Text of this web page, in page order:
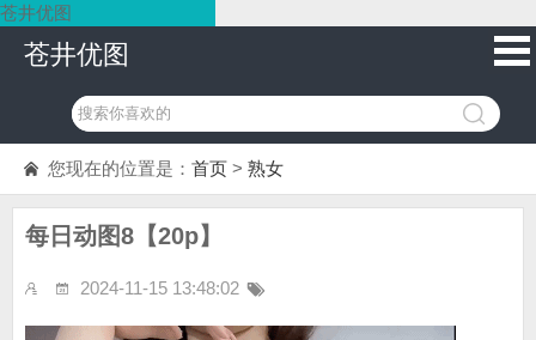
苍井优图
苍井优图
您现在的位置是： 首页 > 熟女
每日动图8【20p】
2024-11-15 13:48:02